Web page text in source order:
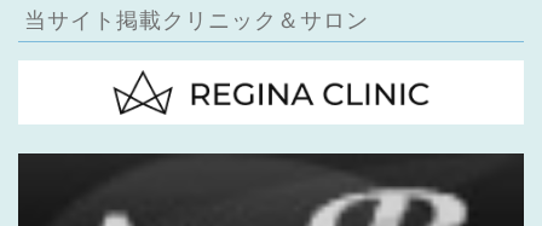
当サイト掲載クリニック＆サロン